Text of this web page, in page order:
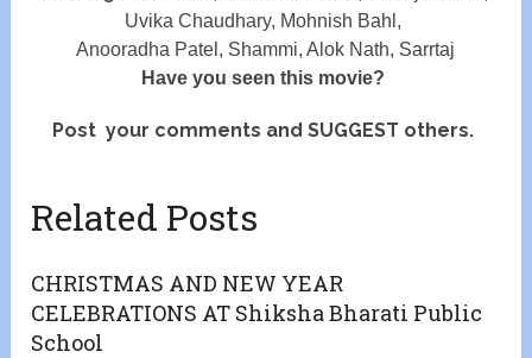
Uvika Chaudhary, Mohnish Bahl,
Anooradha Patel, Shammi, Alok Nath, Sarrtaj
Have you seen this movie?
Post your comments and SUGGEST others.
Related Posts
CHRISTMAS AND NEW YEAR
CELEBRATIONS AT Shiksha Bharati Public
School